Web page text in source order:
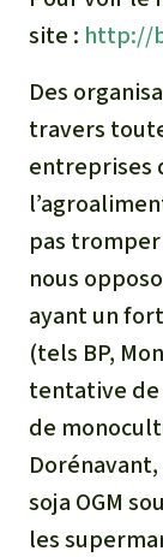
site : http://
Des
travers
entreprises
pas
nous
ayant un
(tels BP,
tentative de
de
soja OGM
les